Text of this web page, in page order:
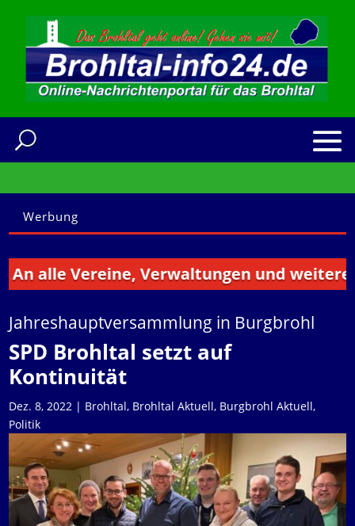
Werbung
Vereine, Verwaltungen und weitere
Jahreshauptversammlung in Burgbrohl
SPD Brohltal setzt auf
Kontinuität
Dez. 8, 2022 | Brohltal, Brohltal Aktuell, Burgbrohl Aktuell,
Politik